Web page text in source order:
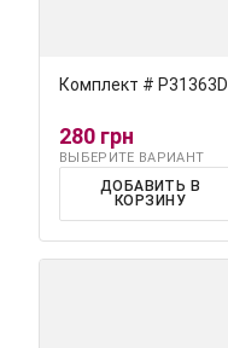
Комплект # Р31363D
280 грн
ВЫБЕРИТЕ ВАРИАНТ
ДОБАВИТЬ В
КОРЗИНУ